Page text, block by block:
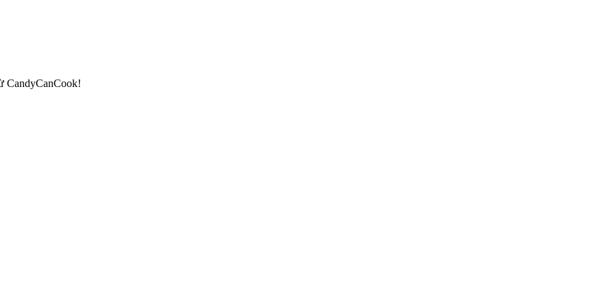
CandyCanCook!